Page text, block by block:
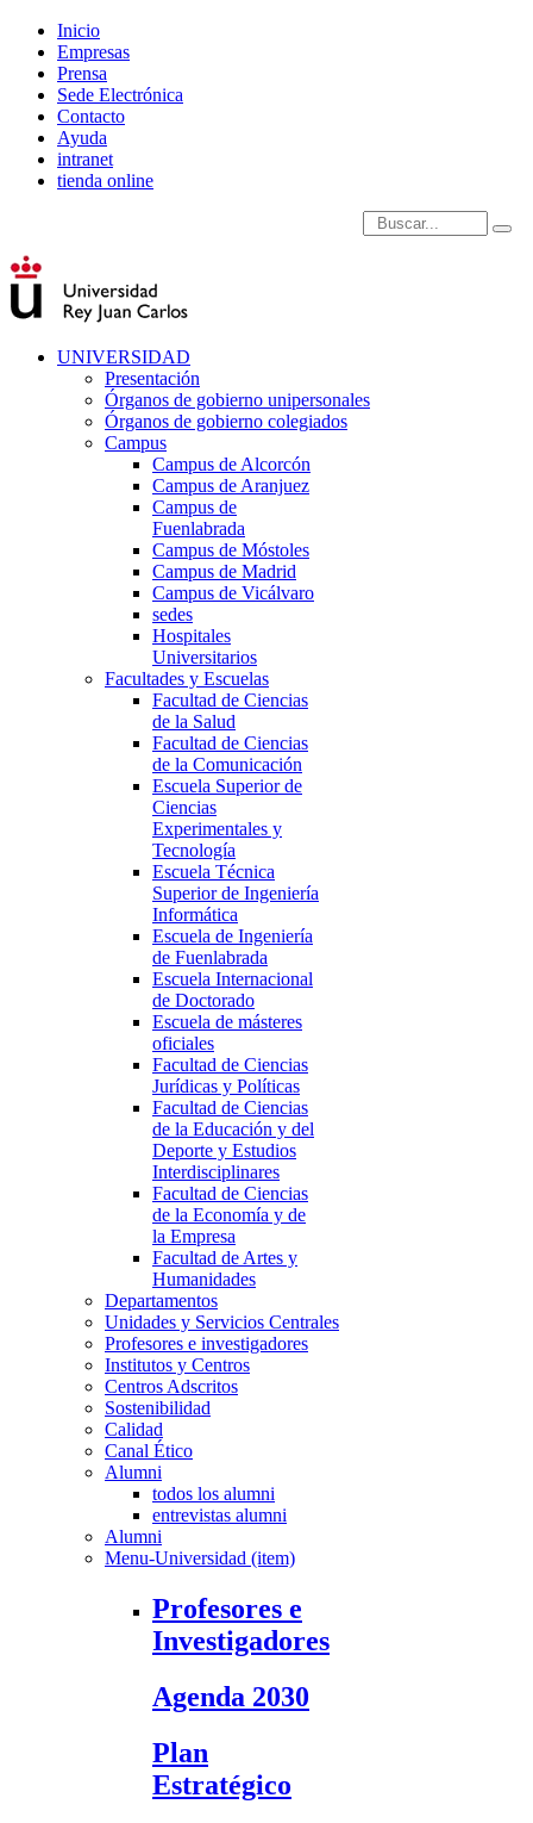
Inicio
Empresas
Prensa
Sede Electrónica
Contacto
Ayuda
intranet
tienda online
Introduce términos de
UNIVERSIDAD
Presentación
Órganos de gobierno unipersonales
Órganos de gobierno colegiados
Campus
Campus de Alcorcón
Campus de Aranjuez
Campus de
Fuenlabrada
Campus de Móstoles
Campus de Madrid
Campus de Vicálvaro
sedes
Hospitales
Universitarios
Facultades y Escuelas
Facultad de Ciencias
de la Salud
Facultad de Ciencias
de la Comunicación
Escuela Superior de
Ciencias
Experimentales y
Tecnología
Escuela Técnica
Superior de Ingeniería
Informática
Escuela de Ingeniería
de Fuenlabrada
Escuela Internacional
de Doctorado
Escuela de másteres
oficiales
Facultad de Ciencias
Jurídicas y Políticas
Facultad de Ciencias
de la Educación y del
Deporte y Estudios
Interdisciplinares
Facultad de Ciencias
de la Economía y de
la Empresa
Facultad de Artes y
Humanidades
Departamentos
Unidades y Servicios Centrales
Profesores e investigadores
Institutos y Centros
Centros Adscritos
Sostenibilidad
Calidad
Canal Ético
Alumni
todos los alumni
entrevistas alumni
Alumni
Menu-Universidad (item)
Profesores e
Investigadores
Agenda 2030
Plan
Estratégico